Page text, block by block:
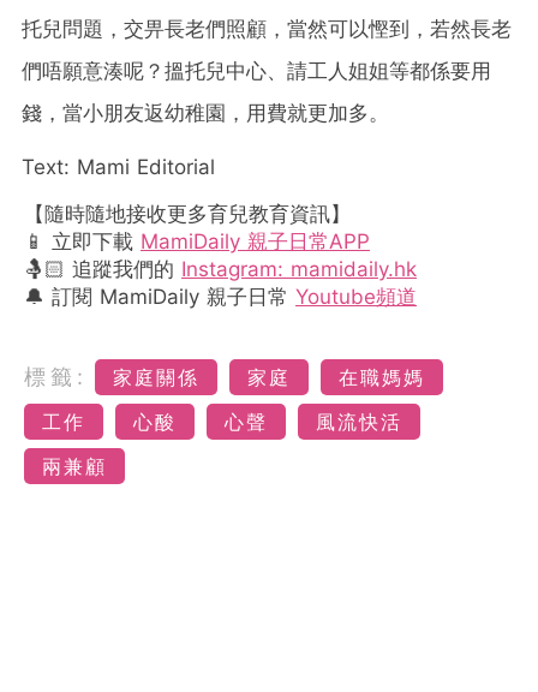
托兒問題，交畀長老們照顧，當然可以慳到，若然長老
們唔願意湊呢？搵托兒中心、請工人姐姐等都係要用
錢，當小朋友返幼稚園，用費就更加多。
Text: Mami Editorial
【隨時隨地接收更多育兒教育資訊】
📱 立即下載 MamiDaily 親子日常APP
🤱🏻 追蹤我們的 Instagram: mamidaily.hk
🔔 訂閱 MamiDaily 親子日常 Youtube頻道
標籤: 家庭關係 家庭
在職媽媽
工作
心酸 心聲
風流快活
兩兼顧